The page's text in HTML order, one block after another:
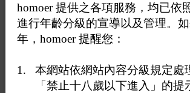
1. 加入會員並將信箱及手機驗證成功者，
2. 於homoer直接購買點數。
3. 其他會員贈送您1朵花可獲得20點。花的
4. 其他會員贈送您1杯咖啡即可獲得10點。
5天，每24小時將遞減2點。
homoer 提供之各項服務，均已依
進行年齡分級的宣導以及管理。
年，homoer 提醒您：
本網站依網站內容分級規定處
「禁止十八歲以下進入」的